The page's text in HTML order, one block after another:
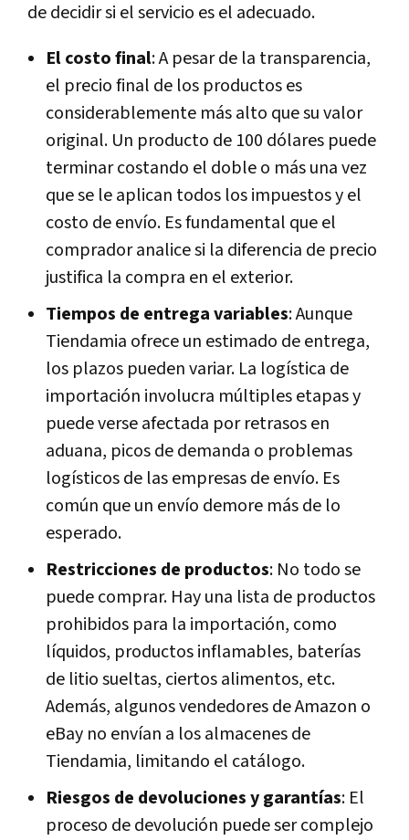
de decidir si el servicio es el adecuado.
El costo final: A pesar de la transparencia,
el precio final de los productos es
considerablemente más alto que su valor
original. Un producto de 100 dólares puede
terminar costando el doble o más una vez
que se le aplican todos los impuestos y el
costo de envío. Es fundamental que el
comprador analice si la diferencia de precio
justifica la compra en el exterior.
Tiempos de entrega variables: Aunque
Tiendamia ofrece un estimado de entrega,
los plazos pueden variar. La logística de
importación involucra múltiples etapas y
puede verse afectada por retrasos en
aduana, picos de demanda o problemas
logísticos de las empresas de envío. Es
común que un envío demore más de lo
esperado.
Restricciones de productos: No todo se
puede comprar. Hay una lista de productos
prohibidos para la importación, como
líquidos, productos inflamables, baterías
de litio sueltas, ciertos alimentos, etc.
Además, algunos vendedores de Amazon o
eBay no envían a los almacenes de
Tiendamia, limitando el catálogo.
Riesgos de devoluciones y garantías: El
proceso de devolución puede ser complejo